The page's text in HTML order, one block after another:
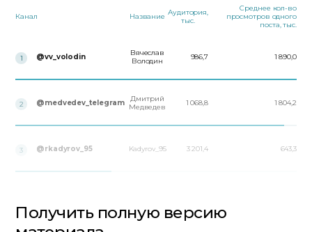
Канал Название Аудитория,
тыс.
Среднее кол-во
просмотров одного
поста, тыс.
1 @vv_volodin
Вячеслав
Володин
986,7 1 890,0
2 @medvedev_telegram
Дмитрий
Медведев
1 068,8 1 804,2
3 @rkadyrov_95 Kadyrov_95 3 201,4 643,3
Получить полную версию